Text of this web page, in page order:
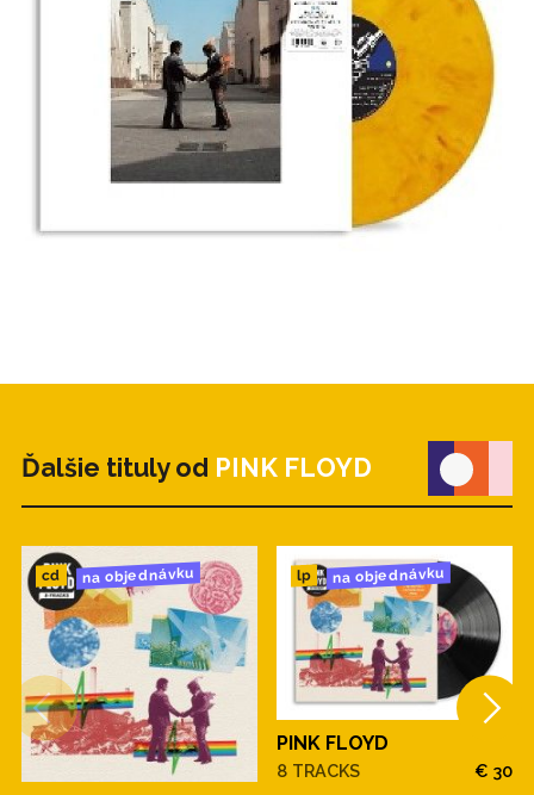
Ďalšie tituly od PINK FLOYD
cd na objednávku lp na objednávku
PINK FLOYD
8 TRACKS € 30